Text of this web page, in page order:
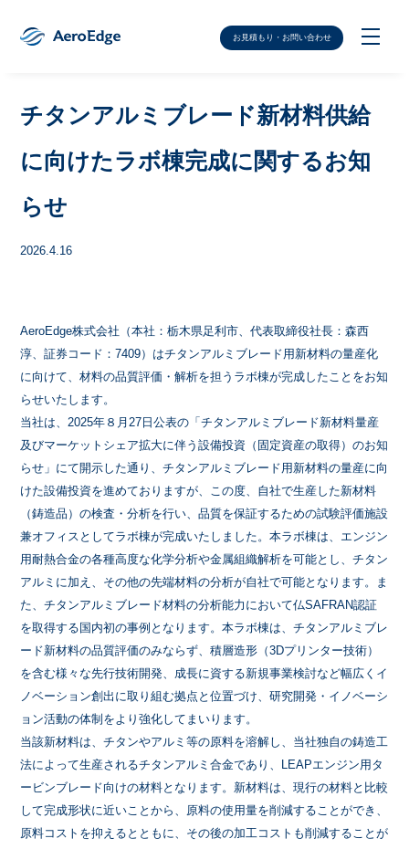
お見積もり・お問い合わせ
チタンアルミブレード新材料供給
に向けたラボ棟完成に関するお知
らせ
2026.4.16
AeroEdge株式会社（本社：栃木県足利市、代表取締役社長：森西
淳、証券コード：7409）はチタンアルミブレード用新材料の量産化
に向けて、材料の品質評価・解析を担うラボ棟が完成したことをお知
らせいたします。
当社は、2025年８月27日公表の「チタンアルミブレード新材料量産
及びマーケットシェア拡大に伴う設備投資（固定資産の取得）のお知
らせ」にて開示した通り、チタンアルミブレード用新材料の量産に向
けた設備投資を進めておりますが、この度、自社で生産した新材料
（鋳造品）の検査・分析を行い、品質を保証するための試験評価施設
兼オフィスとしてラボ棟が完成いたしました。本ラボ棟は、エンジン
用耐熱合金の各種高度な化学分析や金属組織解析を可能とし、チタン
アルミに加え、その他の先端材料の分析が自社で可能となります。ま
た、チタンアルミブレード材料の分析能力において仏SAFRAN認証
を取得する国内初の事例となります。本ラボ棟は、チタンアルミブレ
ード新材料の品質評価のみならず、積層造形（3Dプリンター技術）
を含む様々な先行技術開発、成長に資する新規事業検討など幅広くイ
ノベーション創出に取り組む拠点と位置づけ、研究開発・イノベーシ
ョン活動の体制をより強化してまいります。
当該新材料は、チタンやアルミ等の原料を溶解し、当社独自の鋳造工
法によって生産されるチタンアルミ合金であり、LEAPエンジン用タ
ービンブレード向けの材料となります。新材料は、現行の材料と比較
して完成形状に近いことから、原料の使用量を削減することができ、
原料コストを抑えるとともに、その後の加工コストも削減することが